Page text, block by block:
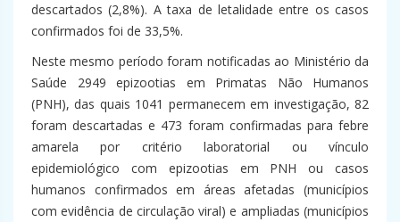
descartados (2,8%). A taxa de letalidade entre os casos
confirmados foi de 33,5%.
Neste mesmo período foram notificadas ao Ministério da
Saúde 2949 epizootias em Primatas Não Humanos
(PNH), das quais 1041 permanecem em investigação, 82
foram descartadas e 473 foram confirmadas para febre
amarela por critério laboratorial ou vínculo
epidemiológico com epizootias em PNH ou casos
humanos confirmados em áreas afetadas (municípios
com evidência de circulação viral) e ampliadas (municípios